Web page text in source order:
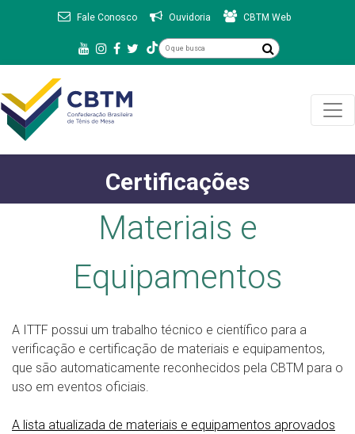
Fale Conosco Ouvidoria CBTM Web
Certificações
Materiais e
Equipamentos
A ITTF possui um trabalho técnico e científico para a
verificação e certificação de materiais e equipamentos,
que são automaticamente reconhecidos pela CBTM para o
uso em eventos oficiais.
A lista atualizada de materiais e equipamentos aprovados